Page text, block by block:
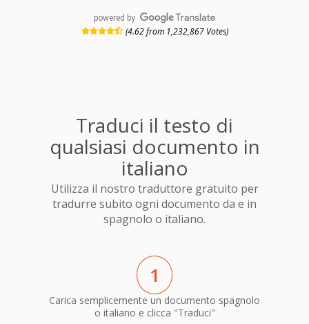
powered by
(4.62 from 1,232,867 Votes)
Traduci il testo di
qualsiasi documento in
italiano
Utilizza il nostro traduttore gratuito per
tradurre subito ogni documento da e in
spagnolo o italiano.
1
Carica semplicemente un documento spagnolo
o italiano e clicca "Traduci"